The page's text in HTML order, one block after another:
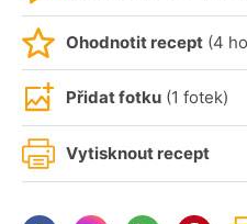
Ohodnotit recept (4
Přidat fotku (1 fotek)
Vytisknout recept